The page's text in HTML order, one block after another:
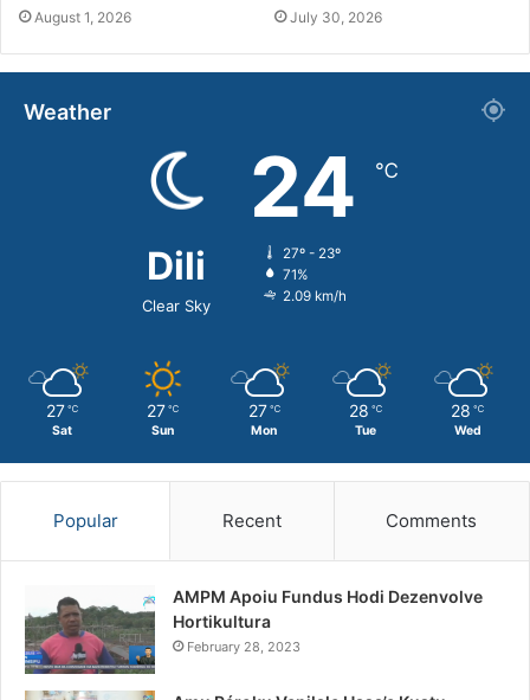
August 1, 2026 July 30, 2026
Weather
Dili
Clear Sky
24 ℃
27º - 23º
71%
2.09 km/h
27 ℃
Sat
27 ℃
Sun
27 ℃
Mon
28 ℃
Tue
28 ℃
Wed
Popular Recent Comments
AMPM Apoiu Fundus Hodi Dezenvolve
Hortikultura
February 28, 2023